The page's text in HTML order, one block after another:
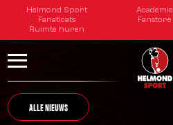
Helmond Sport Academie
Fanaticats
Fanstore
Ruimte huren
ALLE NIEUWS